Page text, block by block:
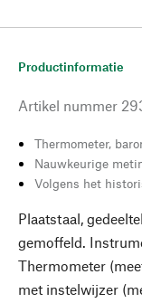
Productinformatie
Artikel nummer
Thermometer,
Nauwkeurige
Volgens het
Plaatstaal,
gemoffeld.
Thermometer
met instelwijzer